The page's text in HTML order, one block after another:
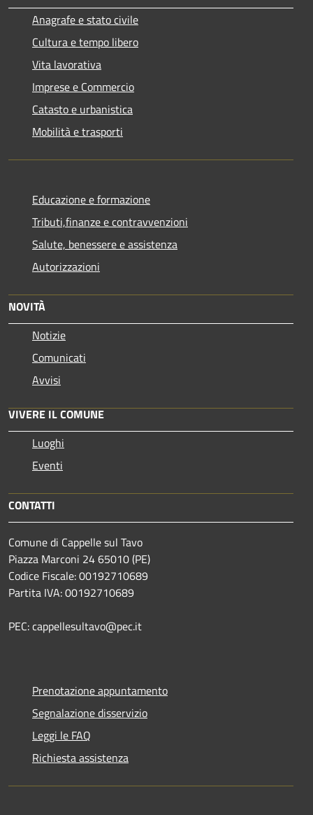
Anagrafe e stato civile
Cultura e tempo libero
Vita lavorativa
Imprese e Commercio
Catasto e urbanistica
Mobilità e trasporti
Educazione e formazione
Tributi,finanze e contravvenzioni
Salute, benessere e assistenza
Autorizzazioni
NOVITÀ
Notizie
Comunicati
Avvisi
VIVERE IL COMUNE
Luoghi
Eventi
CONTATTI
Comune di Cappelle sul Tavo
Piazza Marconi 24 65010 (PE)
Codice Fiscale: 00192710689
Partita IVA: 00192710689
PEC: cappellesultavo@pec.it
Prenotazione appuntamento
Segnalazione disservizio
Leggi le FAQ
Richiesta assistenza